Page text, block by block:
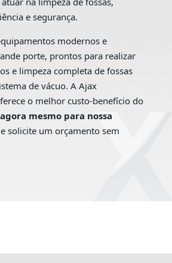
e segurança.
modernos e
porte, prontos para realizar
e limpeza completa de fossas
de vácuo. A Ajax
o melhor custo-benefício do
mesmo para nossa
e solicite um orçamento sem